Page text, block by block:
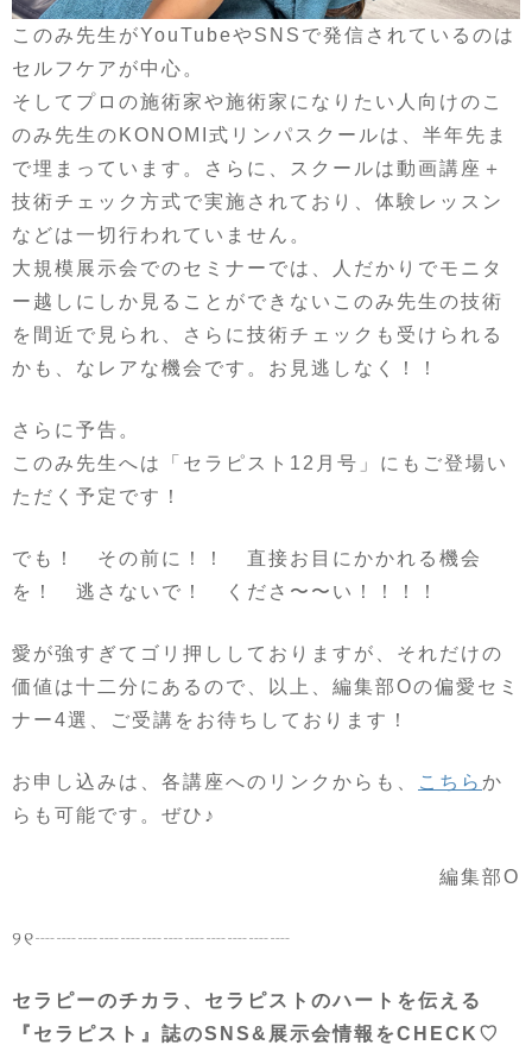
このみ先生がYouTubeやSNSで発信されているのは
セルフケアが中心。
そしてプロの施術家や施術家になりたい人向けのこ
のみ先生のKONOMI式リンパスクールは、半年先ま
で埋まっています。さらに、スクールは動画講座＋
技術チェック方式で実施されており、体験レッスン
などは一切行われていません。
大規模展示会でのセミナーでは、人だかりでモニタ
ー越しにしか見ることができないこのみ先生の技術
を間近で見られ、さらに技術チェックも受けられる
かも、なレアな機会です。お見逃しなく！！
さらに予告。
このみ先生へは「セラピスト12月号」にもご登場い
ただく予定です！
でも！ その前に！！ 直接お目にかかれる機会
を！ 逃さないで！ くださ〜〜い！！！！
愛が強すぎてゴリ押ししておりますが、それだけの
価値は十二分にあるので、以上、編集部Oの偏愛セミ
ナー4選、ご受講をお待ちしております！
お申し込みは、各講座へのリンクからも、 こちら か
らも可能です。ぜひ♪
編集部O
୨୧┈┈┈┈┈┈┈┈┈┈┈┈
セラピーのチカラ、セラピストのハートを伝える
『セラピスト』誌のSNS&展示会情報をCHECK♡